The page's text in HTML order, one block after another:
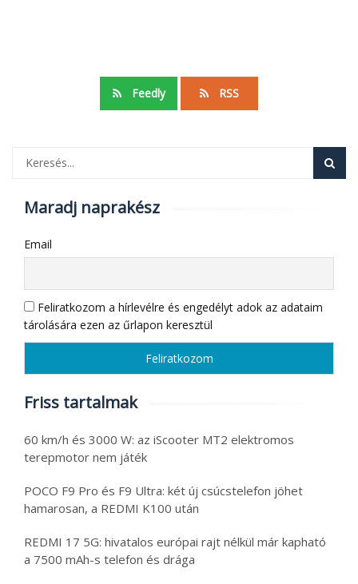
Feedly RSS
Maradj naprakész
Email
Feliratkozom a hírlevélre és engedélyt adok az adataim
tárolására ezen az űrlapon keresztül
Friss tartalmak
60 km/h és 3000 W: az iScooter MT2 elektromos
terepmotor nem játék
POCO F9 Pro és F9 Ultra: két új csúcstelefon jöhet
hamarosan, a REDMI K100 után
REDMI 17 5G: hivatalos európai rajt nélkül már kapható
a 7500 mAh-s telefon és drága